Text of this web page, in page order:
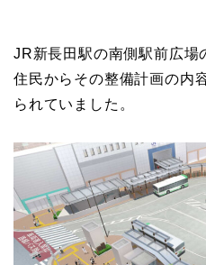
JR新長田駅の南側駅前広場
住民からその整備計画の内
られていました。